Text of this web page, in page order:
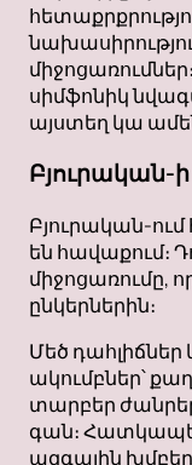
սիմֆոնիկ
այստեղ կա
Բյուրական-
Բյուրական-
են հավաքում։
միջոցառումը,
ընկերներին։
Մեծ դահլիճներ
ակումբներ՝
տարբեր
գան։
ազգային